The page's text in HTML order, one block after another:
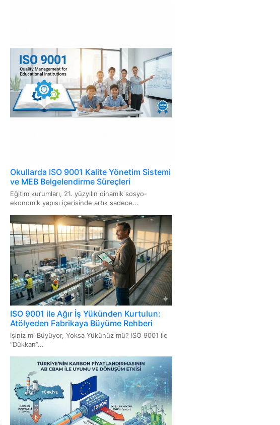
ISO 16949 Otomotiv Kalite Yönetim
Sistemi
ISO 14064
ISO/IEC 21823: Nesnelerin İnterneti
İçin Birlikte Çalışabilirlik Standardı
ISO 13027 Hijyen ve Sanitasyon
Sistemi
ISO 20000 Bilgi Teknolojileri Hizmet
Yönetimi Sistemi
ISO 22716 Kozmetik GMP-İyi Üretim
Uygulamaları
Okullarda ISO 9001 Kalite Yönetim Sistemi
ve MEB Belgelendirme Süreçleri
Eğitim kurumları, 21. yüzyılın dinamik sosyo-
ekonomik yapısı içerisinde artık sadece...
ISO 9001 ile Ağır İş Yükünden Kurtulun:
Atölyeden Fabrikaya Büyüme Rehberi
İşiniz mi Büyüyor, Yoksa Yükünüz mü? ISO 9001 ile
“Dükkan”...